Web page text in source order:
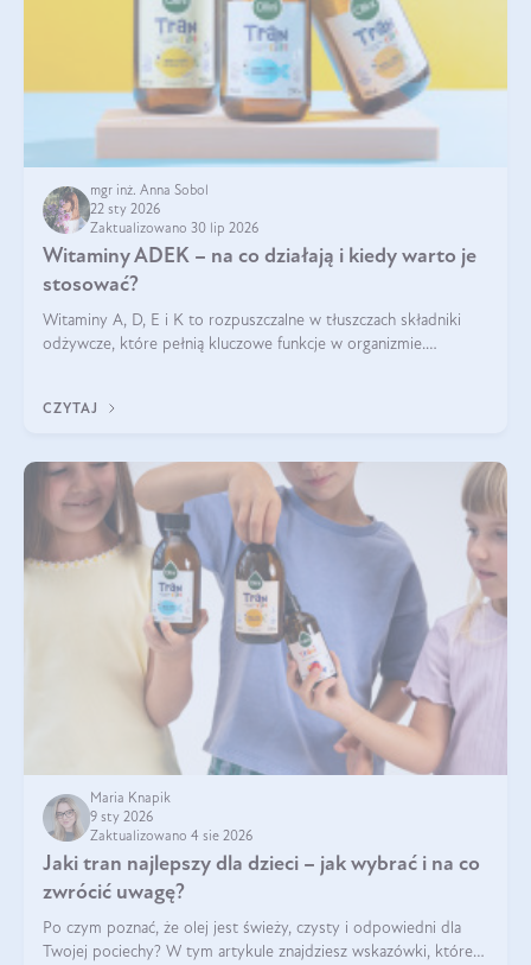
mgr inż. Anna Sobol
22 sty 2026
Zaktualizowano 30 lip 2026
Witaminy ADEK – na co działają i kiedy warto je
stosować?
Witaminy A, D, E i K to rozpuszczalne w tłuszczach składniki
odżywcze, które pełnią kluczowe funkcje w organizmie.
CZYTAJ
Maria Knapik
9 sty 2026
Zaktualizowano 4 sie 2026
Jaki tran najlepszy dla dzieci – jak wybrać i na co
zwrócić uwagę?
Po czym poznać, że olej jest świeży, czysty i odpowiedni dla
Twojej pociechy? W tym artykule znajdziesz wskazówki, które